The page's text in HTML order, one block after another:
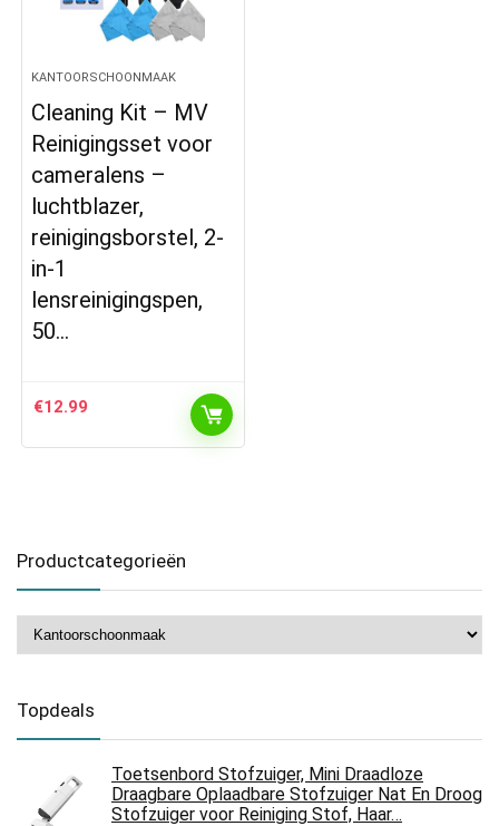
KANTOORSCHOONMAAK
Cleaning Kit – MV
Reinigingsset voor
cameralens –
luchtblazer,
reinigingsborstel, 2-
in-1
lensreinigingspen,
50…
€12.99
Productcategorieën
Topdeals
Toetsenbord Stofzuiger, Mini Draadloze
Draagbare Oplaadbare Stofzuiger Nat En Droog
Stofzuiger voor Reiniging Stof, Haar…